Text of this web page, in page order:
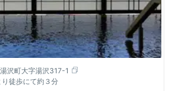
沢町大字湯沢317-1
徒歩にて約３分